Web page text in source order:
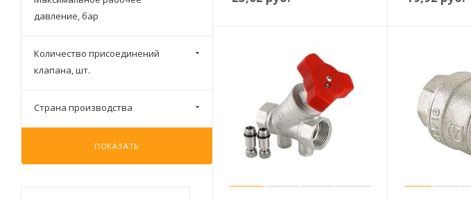
давление, бар
Количество присоединений
клапана, шт.
Страна производства
ПОКАЗАТЬ